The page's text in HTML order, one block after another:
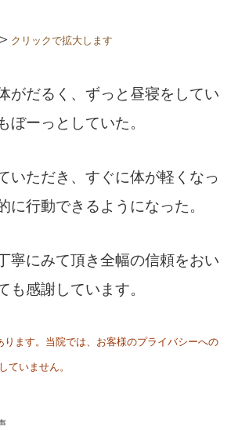
クリックで拡大します
がだるく、ずっと昼寝をしてい
ぼーっとしていた。
いただき、すぐに体が軽くなっ
に行動できるようになった。
寧にみて頂き全幅の信頼をおい
も感謝しています。
ます。 当院では、お客様のプライバシーへの
ていません。